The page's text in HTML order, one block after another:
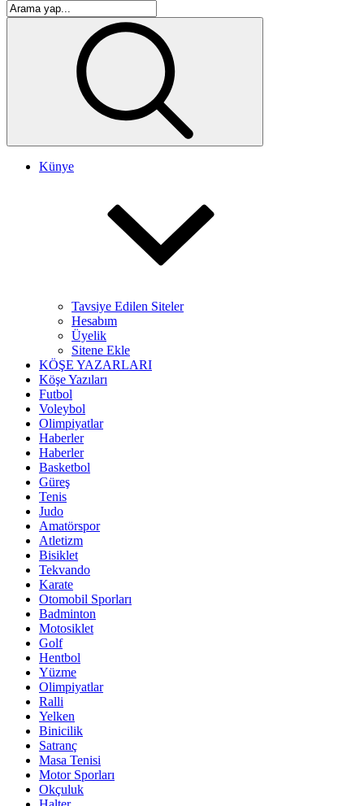
Künye
Tavsiye Edilen Siteler
Hesabım
Üyelik
Sitene Ekle
KÖŞE YAZARLARI
Köşe Yazıları
Futbol
Voleybol
Olimpiyatlar
Haberler
Haberler
Basketbol
Güreş
Tenis
Judo
Amatörspor
Atletizm
Bisiklet
Tekvando
Karate
Otomobil Sporları
Badminton
Motosiklet
Golf
Hentbol
Yüzme
Olimpiyatlar
Ralli
Yelken
Binicilik
Satranç
Masa Tenisi
Motor Sporları
Okçuluk